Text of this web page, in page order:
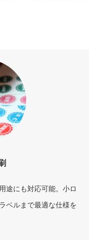
途にも対応可能。小ロ
ベルまで最適な仕様を